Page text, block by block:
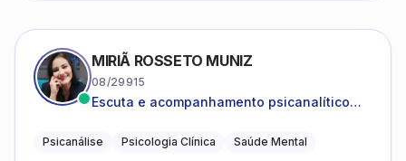
MIRIÃ ROSSETO MUNIZ
08/29915
Escuta e acompanhamento psicanalítico
Psicanálise Psicologia Clínica Saúde Mental